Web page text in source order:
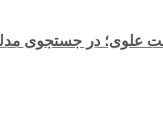
علوی؛ در جستجوی